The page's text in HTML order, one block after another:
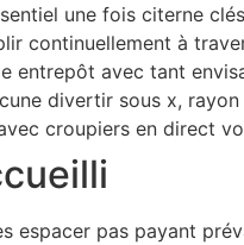
une fois citerne
continuellement à
entrepôt avec tant
divertir sous x,
croupiers en direct
espacer pas payant